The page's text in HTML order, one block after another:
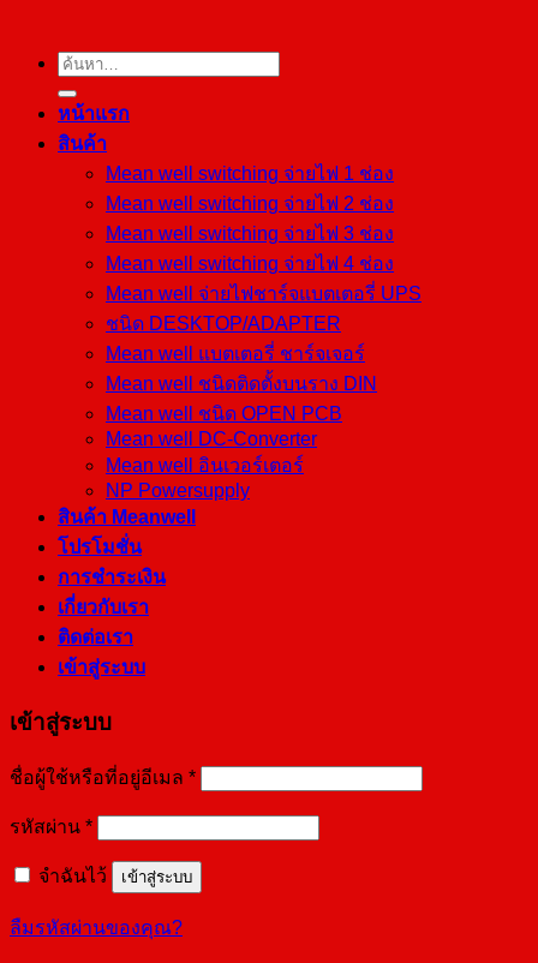
ค้นหา:
หน้าแรก
สินค้า
Mean well switching จ่ายไฟ 1 ช่อง
Mean well switching จ่ายไฟ 2 ช่อง
Mean well switching จ่ายไฟ 3 ช่อง
Mean well switching จ่ายไฟ 4 ช่อง
Mean well จ่ายไฟชาร์จแบตเตอรี่ UPS
ชนิด DESKTOP/ADAPTER
Mean well แบตเตอรี่ ชาร์จเจอร์
Mean well ชนิดติดตั้งบนราง DIN
Mean well ชนิด OPEN PCB
Mean well DC-Converter
Mean well อินเวอร์เตอร์
NP Powersupply
สินค้า Meanwell
โปรโมชั่น
การชำระเงิน
เกี่ยวกับเรา
ติดต่อเรา
เข้าสู่ระบบ
เข้าสู่ระบบ
ชื่อผู้ใช้หรือที่อยู่อีเมล *
รหัสผ่าน *
จำฉันไว้ เข้าสู่ระบบ
ลืมรหัสผ่านของคุณ?